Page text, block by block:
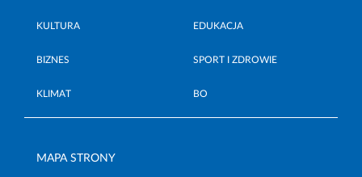
KULTURA EDUKACJA
BIZNES SPORT I ZDROWIE
KLIMAT BO
MAPA STRONY